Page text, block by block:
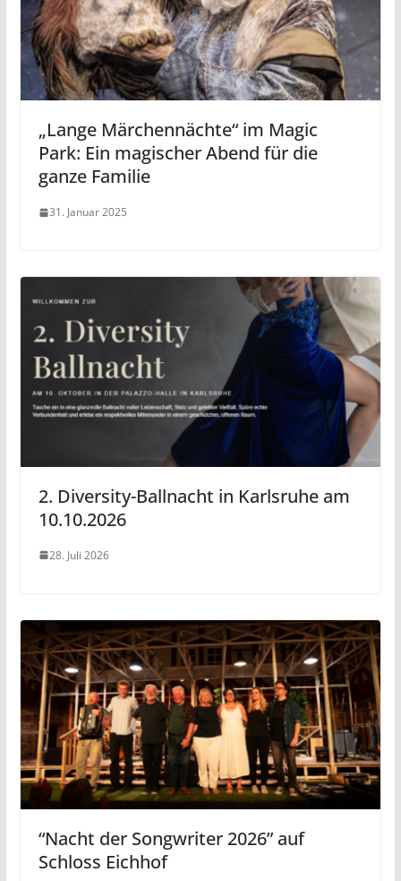
„Lange Märchennächte“ im Magic
Park: Ein magischer Abend für die
ganze Familie
31. Januar 2025
2. Diversity-Ballnacht in Karlsruhe am
10.10.2026
28. Juli 2026
“Nacht der Songwriter 2026” auf
Schloss Eichhof